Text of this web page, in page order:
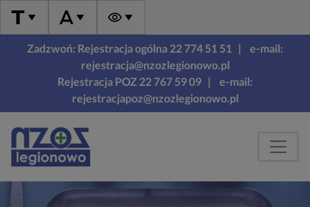
Zadzwoń: Rejestracja ogólna 22 774 51 51 | e-mail:
rejestracja@nzozlegionowo.pl
Rejestracja POZ 22 767 59 09 | e-mail:
rejestracjapoz@nzozlegionowo.pl